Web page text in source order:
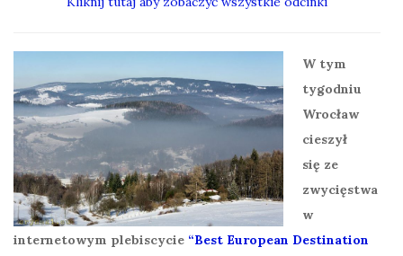
W tym
tygodniu
Wrocław
cieszył
się ze
zwycięstwa
w
internetowym plebiscycie “Best European Destination